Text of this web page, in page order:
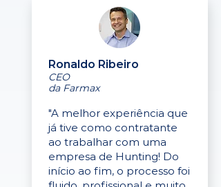
Ronaldo Ribeiro
CEO
da Farmax
"A melhor experiência que
já tive como contratante
ao trabalhar com uma
empresa de Hunting! Do
início ao fim, o processo foi